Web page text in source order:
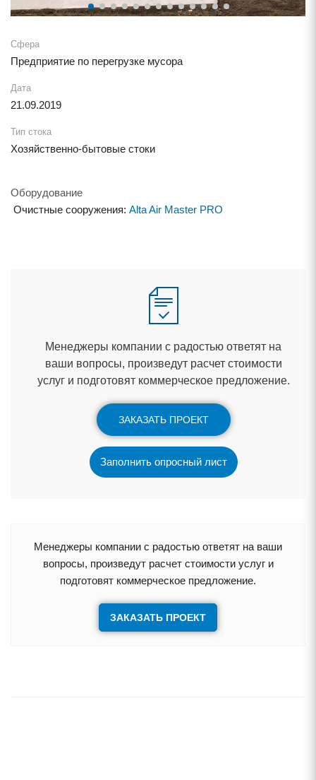
Сфера
Предприятие по перегрузке мусора
Дата
21.09.2019
Тип стока
Хозяйственно-бытовые стоки
Оборудование
Очистные сооружения: Alta Air Master PRO
Менеджеры компании с радостью ответят на
аши вопросы, произведут расчет стоимости
услуг и подготовят коммерческое предложение.
ЗАКАЗАТЬ ПРОЕКТ
Заполнить опросный лист
Менеджеры компании с радостью ответят на ваши
опросы, произведут расчет стоимости услуг и
подготовят коммерческое предложение.
ЗАКАЗАТЬ ПРОЕКТ